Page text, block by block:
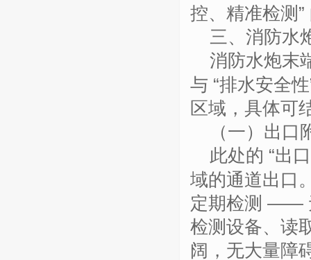
控、精准检测
三、消防水
消防水炮末
与 “排水安全
区域，具体可
（一）出口
此处的 “出
域的通道出口
定期检测 ——
检测设备、读
阔，无大量障